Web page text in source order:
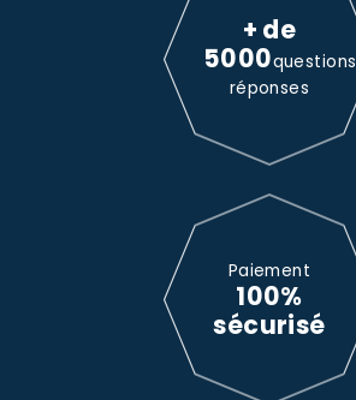
+ de
5000questions
réponses
Paiement
100%
sécurisé